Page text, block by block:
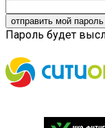
Пароль будет